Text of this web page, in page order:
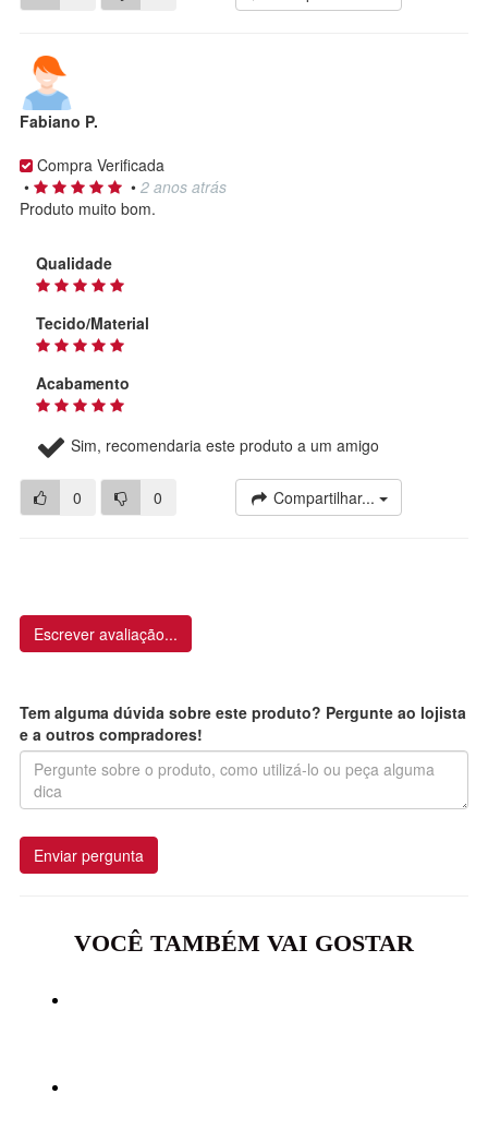
Fabiano P.
Compra Verificada
•
• 2 anos atrás
Produto muito bom.
Qualidade
Tecido/Material
Acabamento
Sim, recomendaria este produto a um amigo
0 0 Compartilhar...
Escrever avaliação...
Tem alguma dúvida sobre este produto? Pergunte ao lojista
e a outros compradores!
Enviar pergunta
VOCÊ TAMBÉM VAI GOSTAR